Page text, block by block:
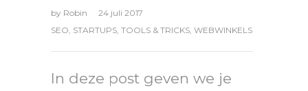
by Robin
24 juli 2017
SEO STARTUPS TOOLS & TRICKS WEBWINKELS
In deze post geven we je